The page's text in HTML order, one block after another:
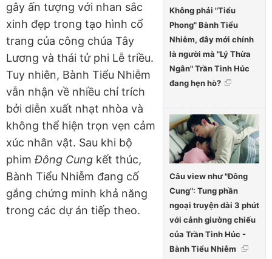
Không phải "Tiểu
Phong" Bành Tiểu
Nhiễm, đây mới chính
là người mà "Lý Thừa
Ngân" Trần Tinh Húc
đang hẹn hò?
Câu view như "Đông
Cung": Tung phần
ngoại truyện dài 3 phút
với cảnh giường chiếu
của Trần Tinh Húc -
Bành Tiểu Nhiễm
gây ấn tượng với nhan sắc
xinh đẹp trong tạo hình cổ
trang của công chúa Tây
Lương và thái tử phi Lễ triều.
Tuy nhiên, Bành Tiểu Nhiễm
vẫn nhận về nhiều chỉ trích
bởi diễn xuất nhạt nhòa và
không thể hiện trọn vẹn cảm
xúc nhân vật. Sau khi bộ
phim Đông Cung kết thúc,
Bành Tiểu Nhiễm đang cố
gắng chứng minh khả năng
trong các dự án tiếp theo.